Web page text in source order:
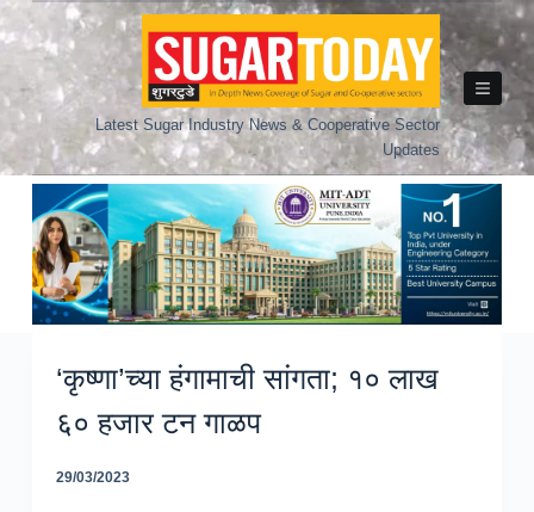
Skip
to
Latest Sugar Industry News & Cooperative Sector
Updates
‘कृष्णा’च्या हंगामाची सांगता; १० लाख
६० हजार टन गाळप
29/03/2023